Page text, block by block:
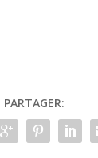
PARTAGER: